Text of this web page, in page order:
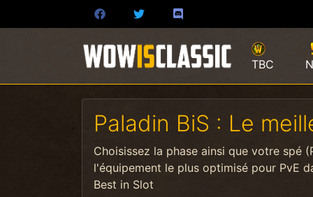
TBC
Paladin BiS : Le
Choisissez la phase ainsi que votre spé
l'équipement le plus optimisé pour PvE
Best in Slot